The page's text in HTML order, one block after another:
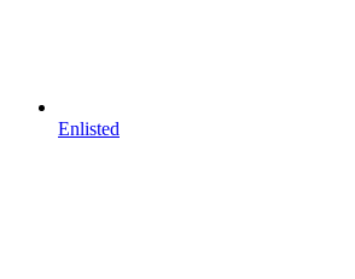
Enlisted